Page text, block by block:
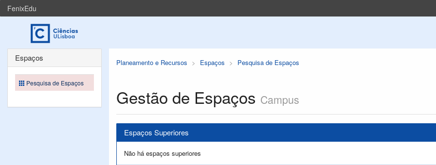
FenixEdu
Planeamento e Recursos Espaços Pesquisa de Espaços
Gestão de Espaços Campus
Espaços Superiores
Não há espaços superiores
Espaços
Pesquisa de Espaços